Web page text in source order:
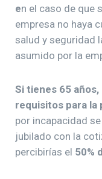
en el caso de que
empresa no haya
salud y seguridad
asumido por la
Si tienes 65
requisitos para la
por incapacidad
jubilado con la
percibirías el 50%